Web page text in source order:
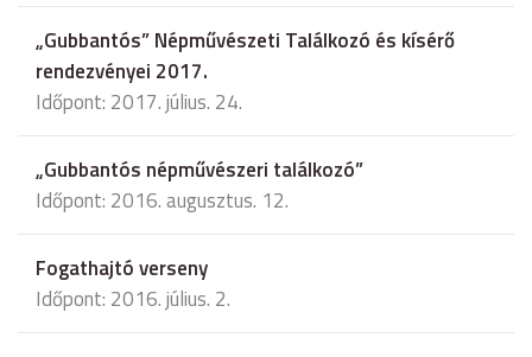
„Gubbantós” Népművészeti Találkozó és kísérő
rendezvényei 2017.
Időpont: 2017. július. 24.
„Gubbantós népművészeri találkozó”
Időpont: 2016. augusztus. 12.
Fogathajtó verseny
Időpont: 2016. július. 2.